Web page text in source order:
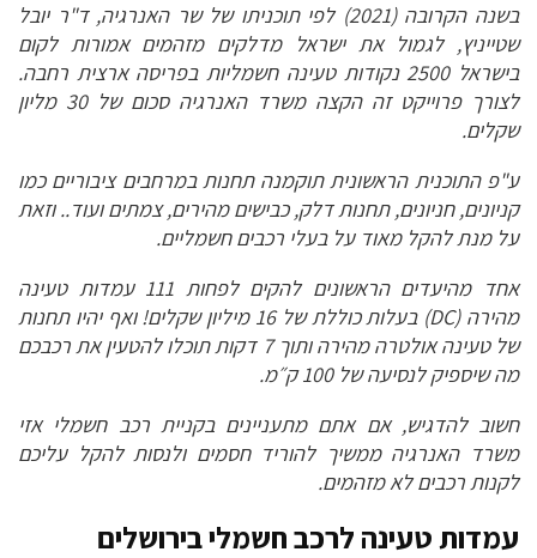
בשנה הקרובה (2021) לפי
תוכניתו של שר האנרגיה, ד"ר יובל
שטייניץ, לגמול את ישראל מדלקים מזהמים אמורות לקום
בישראל 2500 נקודות טעינה חשמליות בפריסה ארצית רחבה.
לצורך פרוייקט זה הקצה משרד האנרגיה סכום של 30 מליון
שקלים.
ע"פ התוכנית הראשונית תוקמנה תחנות במרחבים ציבוריים כמו
קניונים, חניונים, תחנות דלק, כבישים מהירים, צמתים ועוד.. וזאת
על מנת להקל מאוד על בעלי רכבים חשמליים.
אחד מהיעדים הראשונים להקים לפחות 111 עמדות טעינה
מהירה (DC) בעלות כוללת של 16 מיליון שקלים! ואף יהיו תחנות
של טעינה אולטרה מהירה ותוך 7 דקות תוכלו להטעין את רכבכם
מה שיספיק לנסיעה של 100 ק״מ.
חשוב להדגיש, אם אתם מתעניינים בקניית רכב חשמלי אזי
משרד האנרגיה ממשיך להוריד חסמים ולנסות להקל עליכם
לקנות רכבים לא מזהמים.
עמדות טעינה לרכב חשמלי בירושלים